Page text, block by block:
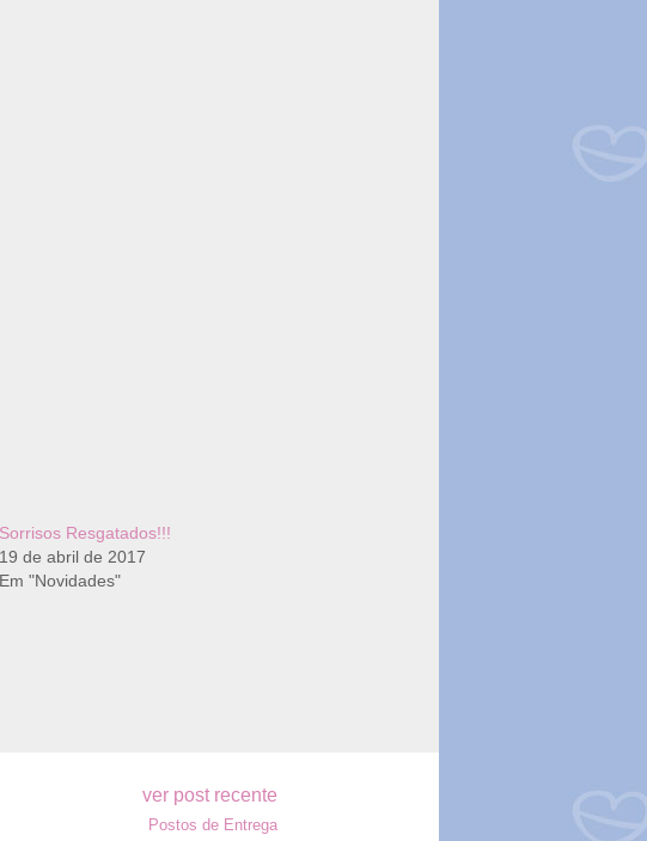
Sorrisos Resgatados!!!
19 de abril de 2017
Em "Novidades"
ver post recente
Postos de Entrega